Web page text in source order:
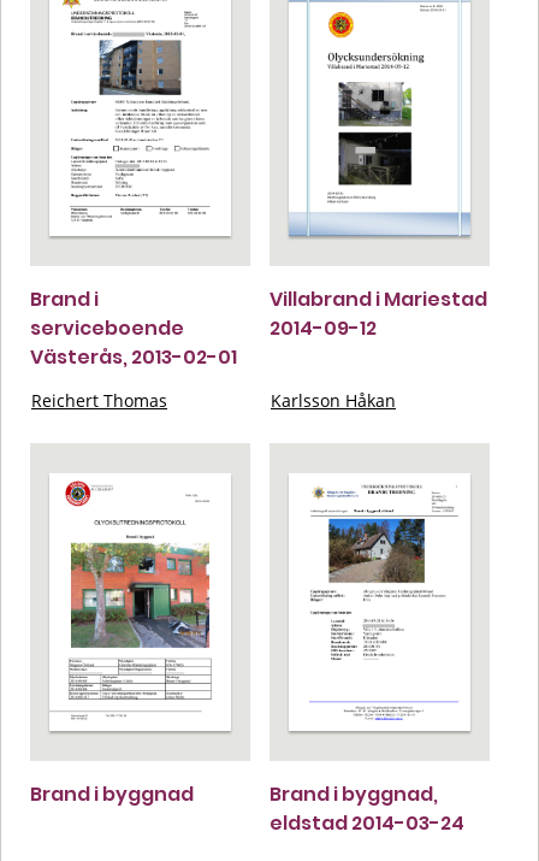
Brand i
serviceboende
Västerås, 2013-02-01
Reichert Thomas
Villabrand i Mariestad
2014-09-12
Karlsson Håkan
Brand i byggnad
Brand i byggnad,
eldstad 2014-03-24